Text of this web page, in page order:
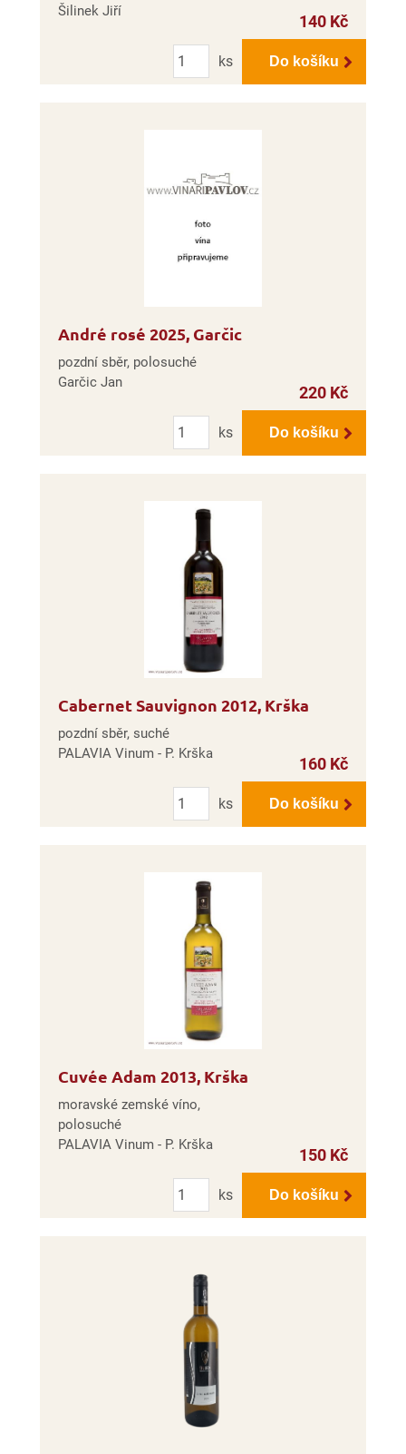
Šilinek Jiří
140 Kč
Počet
ks
Do košíku
André rosé 2025, Garčic
pozdní sběr, polosuché
Garčic Jan
220 Kč
Počet
ks
Do košíku
Cabernet Sauvignon 2012, Krška
pozdní sběr, suché
PALAVIA Vinum - P. Krška
160 Kč
Počet
ks
Do košíku
Cuvée Adam 2013, Krška
moravské zemské víno,
polosuché
PALAVIA Vinum - P. Krška
150 Kč
Počet
ks
Do košíku